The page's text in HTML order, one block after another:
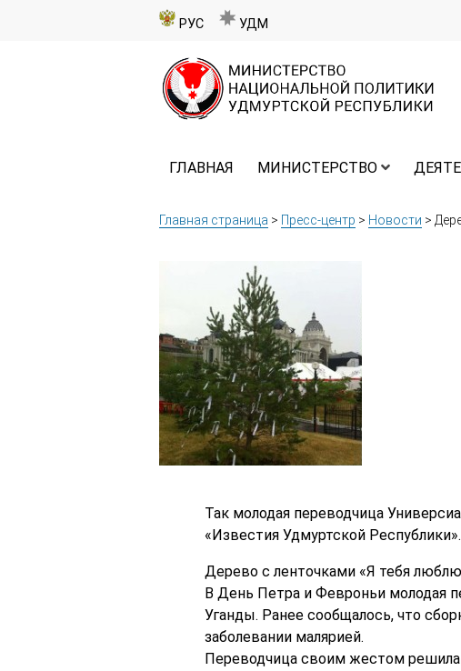
РУС УДМ
ГЛАВНАЯ МИНИСТЕРСТВО
Главная страница > Пресс-центр > Новости >
Так молодая переводчица
«Известия Удмуртской Республики».
Дерево с ленточками «Я тебя
В День Петра и Февроньи молодая
Уганды. Ранее сообщалось, что
заболевании малярией.
Переводчица своим жестом